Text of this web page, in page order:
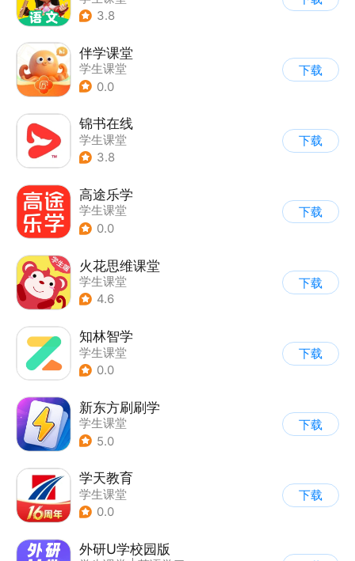
3.8
伴学课堂
学生课堂
0.0
下载
锦书在线
学生课堂
3.8
下载
高途乐学
学生课堂
0.0
下载
火花思维课堂
学生课堂
4.6
下载
知林智学
学生课堂
0.0
下载
新东方刷刷学
学生课堂
5.0
下载
学天教育
学生课堂
0.0
下载
外研U学校园版